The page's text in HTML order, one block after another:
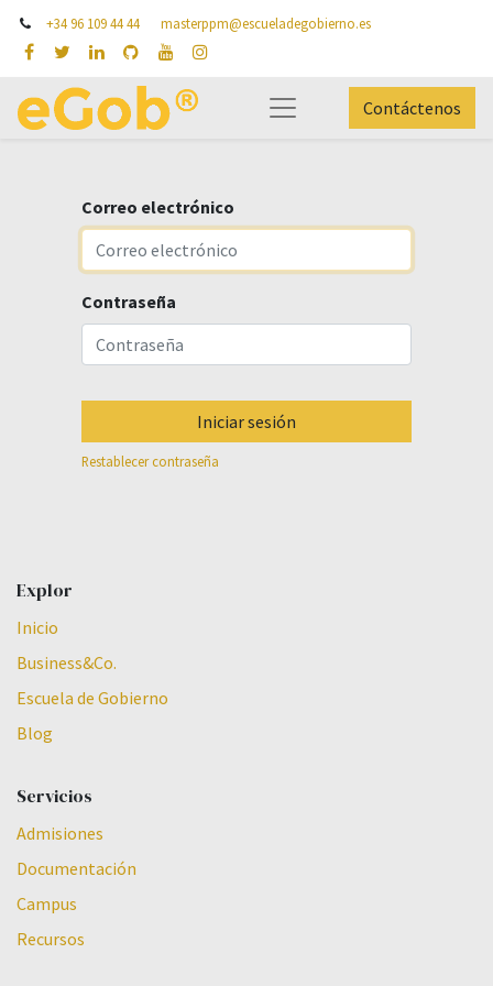
+34 96 109 44 44 masterppm@escueladegobierno.es
Contáctenos
Correo electrónico
Contraseña
Iniciar sesión
Restablecer contraseña
Explor
Inicio
Business&Co.
Escuela de Gobierno
Blog
Servicios
Admisiones
Documentación
Campus
Recursos